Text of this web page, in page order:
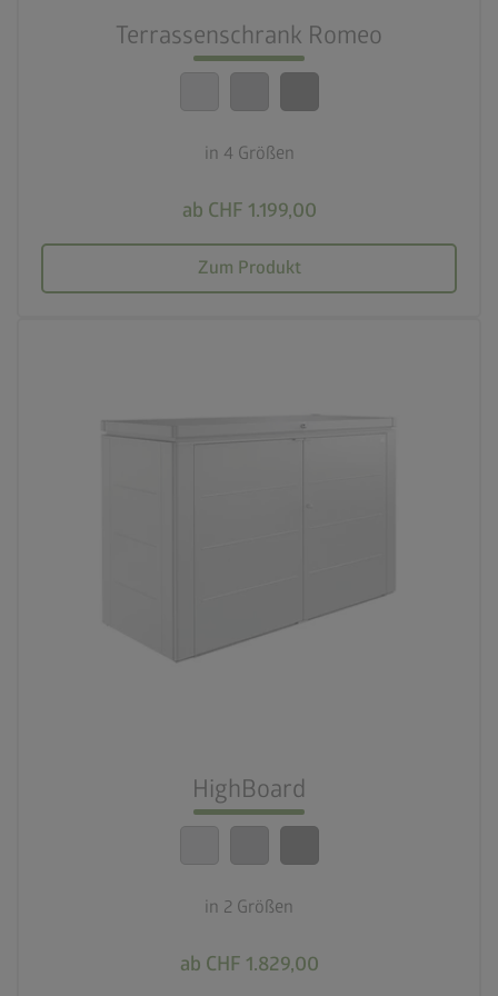
Terrassenschrank Romeo
in 4 Größen
ab CHF 1.199,00
Zum Produkt
calendar_month
20 Jahre Garantie
HighBoard
in 2 Größen
ab CHF 1.829,00
calendar_month
20 Jahre Garantie